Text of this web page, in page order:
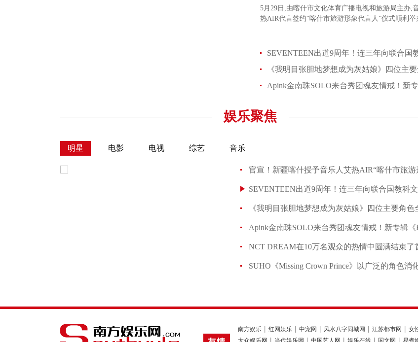
5月29日,由喀什市文化体育广播电视和旅游局主办,
热AIR代言签约“喀什市旅游形象代言人”仪式顺利举
娱乐聚焦
明星 电影 电视 综艺 音乐
南方娱乐 红网娱乐 中宠网 风水八字同城网 江苏都市网 女
大众娱乐网
当代娱乐网 中国艺人网 娱乐在线 国文网 易煮